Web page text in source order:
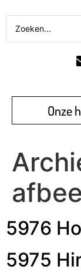
Onze
5976
5975